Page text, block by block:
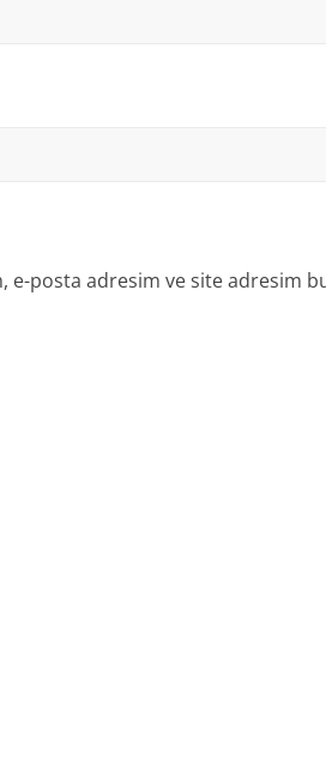
e-posta adresim ve site adresim